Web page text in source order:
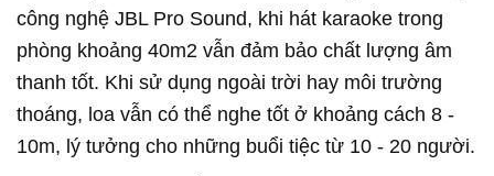
công nghệ JBL Pro Sound, khi hát karaoke trong
phòng khoảng 40m2 vẫn đảm bảo chất lượng âm
thanh tốt. Khi sử dụng ngoài trời hay môi trường
thoáng, loa vẫn có thể nghe tốt ở khoảng cách 8 -
10m, lý tưởng cho những buổi tiệc từ 10 - 20 người.